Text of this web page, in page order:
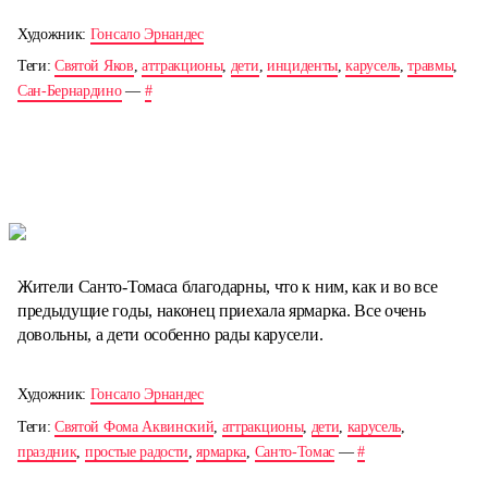
Художник: Гонсало Эрнандес
Теги:Святой Яков, аттракционы, дети, инциденты,карусель,травмы,
Сан-Бернардино— #
Жители Санто-Томаса благодарны, что к ним, как и во все
предыдущие годы, наконец приехала ярмарка. Все очень
довольны, а дети особенно рады карусели.
Художник: Гонсало Эрнандес
Теги:Святой Фома Аквинский аттракционы, дети карусель
праздник, простые радости ,ярмарка Санто-Томас —#